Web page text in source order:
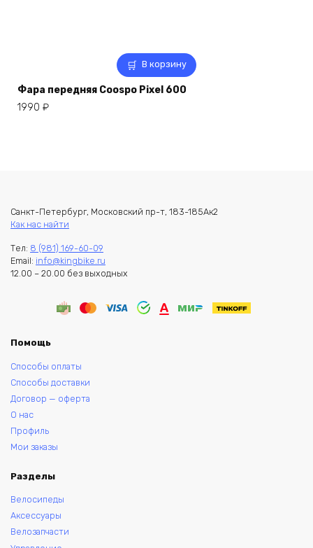
В корзину
Фара передняя Coospo Pixel 600
1990 ₽
Санкт-Петербург, Московский пр-т, 183-185Ак2
Как нас найти
Тел: 8 (981) 169-60-09
Email: info@kingbike.ru
12.00 – 20.00 без выходных
Помощь
Способы оплаты
Способы доставки
Договор — оферта
О нас
Профиль
Мои заказы
Разделы
Велосипеды
Аксессуары
Велозапчасти